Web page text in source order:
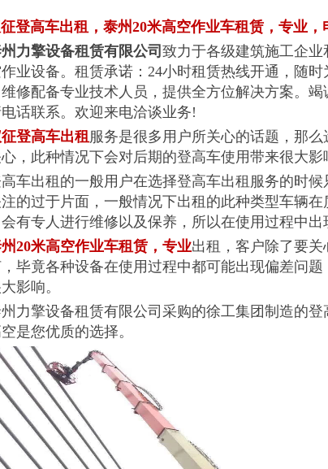
登高车出租，泰州20米高空作业车租赁，专业，
力擎设备租赁有限公司 致力于各级建筑施工企
业设备。租赁承诺：24小时租赁热线开通，随
修配备专业技术人员，提供全方位解决方案。
话联系。欢迎来电洽谈业务!
登高车出租服务是很多用户所关心的话题，那
，此种情况下会对后期的登高车使用带来很大影
出租的一般用户在选择登高车出租服务的时候
的过于片面，一般情况下出租的此种类型车辆
有专人进行维修以及保养，所以在使用过程中出
20米高空作业车租赁，专业出租，客户除了要
毕竟各种设备在使用过程中都可能出现偏差问
影响。
擎设备租赁有限公司采购的徐工集团制造的登
是您优质的选择。